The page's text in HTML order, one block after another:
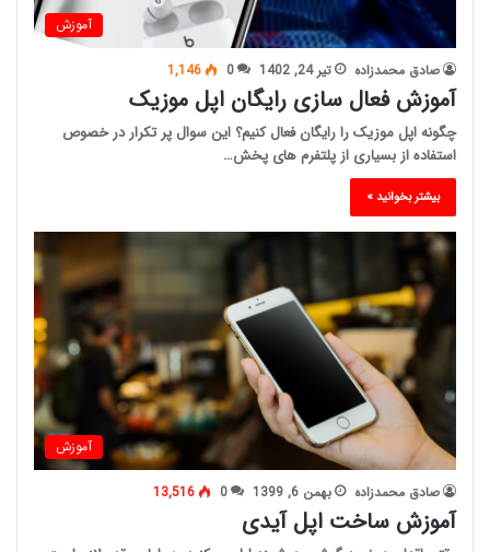
آموزش
صادق محمدزاده تیر 24, 1402 0
1,146
آموزش فعال سازی رایگان اپل موزیک
چگونه اپل موزیک را رایگان فعال کنیم؟ این سوال پر تکرار در خصوص
استفاده از بسیاری از پلتفرم های پخش…
بیشتر بخوانید »
آموزش
صادق محمدزاده بهمن 6, 1399 0
13,516
آموزش ساخت اپل آیدی